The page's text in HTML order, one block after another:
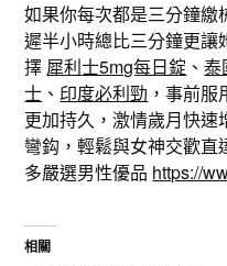
如果你每次都是三分鐘
遲半小時總比三分鐘更
擇 犀利士5mg每日錠 、泰
士 、 印度必利勁 ，事前
更加持久，激情歲月快速
彎鈎，輕鬆與女神交歡直
多嚴選男性優品 https://
相關